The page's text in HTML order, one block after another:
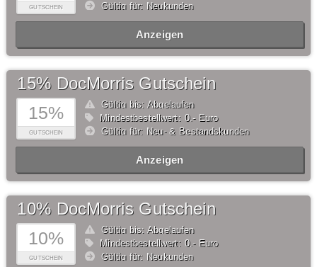
GUTSCHEIN
Gültig für: Neukunden
Anzeigen
15%
GUTSCHEIN
15% DocMorris Gutschein
Gültig bis: Abgelaufen
Mindestbestellwert: 0,- Euro
Gültig für: Neu- & Bestandskunden
Anzeigen
10%
GUTSCHEIN
10% DocMorris Gutschein
Gültig bis: Abgelaufen
Mindestbestellwert: 0,- Euro
Gültig für: Neukunden